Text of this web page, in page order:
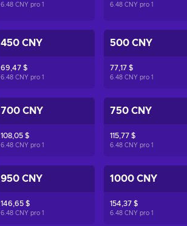
6.48 CNY pro1 6.48 CNY pro1
450 CNY
69,47 $
6.48 CNY pro1
500 CNY
77,17 $
6.48 CNY pro1
700 CNY
108,05 $
6.48 CNY pro1
750 CNY
115,77 $
6.48 CNY pro1
950 CNY
146,65 $
6.48 CNY pro1
1000 CNY
154,37 $
6.48 CNY pro1